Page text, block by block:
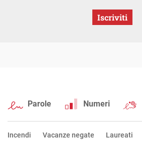
Iscriviti
Parole Numeri
Incendi Vacanze negate Laureati